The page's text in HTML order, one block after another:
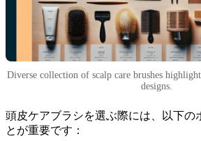
Diverse collection of scalp care brushes
designs.
頭皮ケアブラシを選ぶ際には、以下の
とが重要です：